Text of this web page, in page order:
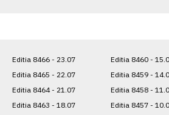
Editia 8466 - 23.07
Editia 8465 - 22.07
Editia 8464 - 21.07
Editia 8463 - 18.07
Editia 8460 -
Editia 8459 -
Editia 8458 -
Editia 8457 -